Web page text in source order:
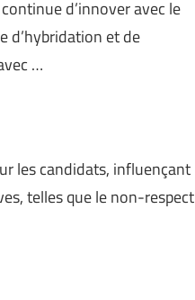
d’innover avec le
d’hybridation et de
…
les candidats, influençant
telles que le non-respect